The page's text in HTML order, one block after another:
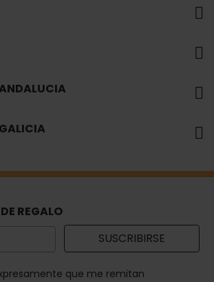
REGALO
SUSCRIBIRSE
like to hear from us?
que me remitan